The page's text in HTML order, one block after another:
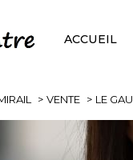
ACCUEIL
VENTE LE